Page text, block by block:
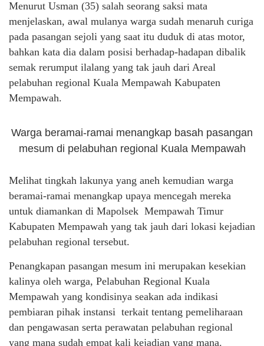
Menurut Usman (35) salah seorang saksi mata
menjelaskan, awal mulanya warga sudah menaruh curiga
pada pasangan sejoli yang saat itu duduk di atas motor,
bahkan kata dia dalam posisi berhadap-hadapan dibalik
semak rerumput ilalang yang tak jauh dari Areal
pelabuhan regional Kuala Mempawah Kabupaten
Mempawah.
Warga beramai-ramai menangkap basah pasangan
mesum di pelabuhan regional Kuala Mempawah
Melihat tingkah lakunya yang aneh kemudian warga
beramai-ramai menangkap upaya mencegah mereka
untuk diamankan di Mapolsek Mempawah Timur
Kabupaten Mempawah yang tak jauh dari lokasi kejadian
pelabuhan regional tersebut.
Penangkapan pasangan mesum ini merupakan kesekian
kalinya oleh warga, Pelabuhan Regional Kuala
Mempawah yang kondisinya seakan ada indikasi
pembiaran pihak instansi terkait tentang pemeliharaan
dan pengawasan serta perawatan pelabuhan regional
yang mana sudah empat kali kejadian yang mana.